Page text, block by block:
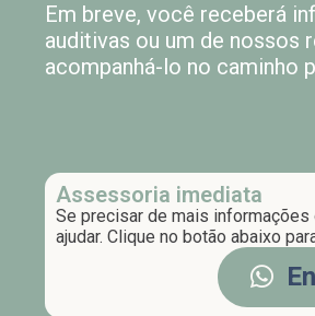
Em breve, você receberá
auditivas ou um de nossos
acompanhá-lo no caminho
Assessoria imediata
Se precisar de mais
ajudar. Clique no botão abaixo